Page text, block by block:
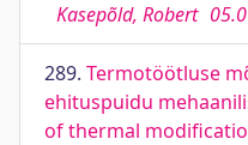
Kasepõld, Robert
289. Termotöötluse
ehituspuidu
of thermal